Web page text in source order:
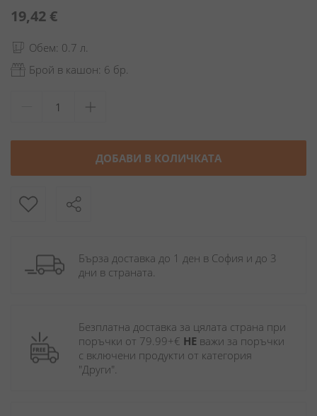
19,42 €
Обем: 0.7 л.
Брой в кашон: 6 бр.
ДОБАВИ В КОЛИЧКАТА
Бърза доставка до 1 ден в София и до 3
дни в страната.
Безплатна доставка за цялата страна при
поръчки от 79.99+€ НЕ важи за поръчки
с включени продукти от категория
"Други".